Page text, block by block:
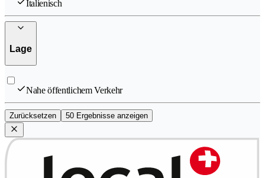
Italienisch
Lage
Nahe öffentlichem Verkehr
Zurücksetzen 50 Ergebnisse anzeigen